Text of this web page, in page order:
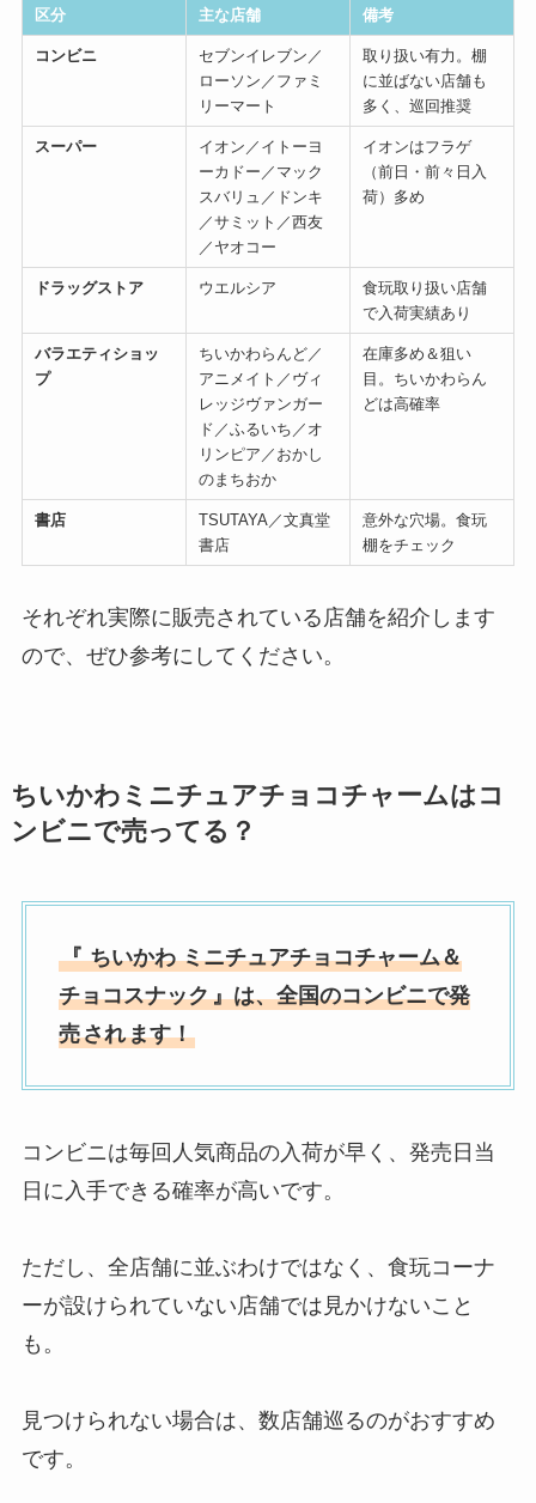
区分 主な店舗 備考
コンビニ
セブンイレブン／
ローソン／ファミ
リーマート
取り扱い有力。棚
に並ばない店舗も
多く、巡回推奨
スーパー
イオン／イトーヨ
ーカドー／マック
スバリュ／ドンキ
／サミット／西友
／ヤオコー
イオンはフラゲ
（前日・前々日入
荷）多め
ドラッグストア ウエルシア
食玩取り扱い店舗
で入荷実績あり
バラエティショッ
プ
ちいかわらんど／
アニメイト／ヴィ
レッジヴァンガー
ド／ふるいち／オ
リンピア／おかし
のまちおか
在庫多め＆狙い
目。ちいかわらん
どは高確率
書店
TSUTAYA／文真堂
書店
意外な穴場。食玩
棚をチェック
それぞれ実際に販売されている店舗を紹介します
ので、ぜひ参考にしてください。
ちいかわミニチュアチョコチャームはコ
ンビニで売ってる？
『 ちいかわ ミニチュアチョコチャーム＆
チョコスナック』は、全国のコンビニで発
売されます！
コンビニは毎回人気商品の入荷が早く、発売日当
日に入手できる確率が高いです。
ただし、全店舗に並ぶわけではなく、食玩コーナ
ーが設けられていない店舗では見かけないこと
も。
見つけられない場合は、数店舗巡るのがおすすめ
です。